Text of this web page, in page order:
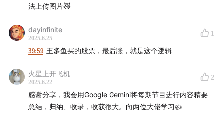
这些问题很难立刻给出确切答案。不过，如果从影响全球
41:17
一级市场的投资成就感源于见证已投项目“从0到10”
的成长历程；二级市场的投资成就感则来自于对市场趋势
的正确预判，并在与大多数人想法不一致时，也能坚定信
念并赚到钱。
全球资金的超级流动性可能会推动某些公司市值的
法上传图片😼
dayinfinite
2025.6.25
1
39:59 王多鱼买的股票，最后涨，就是这个逻辑
火星上开飞机
2025.6.22
2
感谢分享，我会用Google Gemini将每期节目进行内容精要
总结，归纳、收录，收获很大。向两位大佬学习👍